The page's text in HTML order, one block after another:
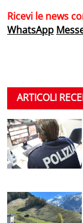
Ricevi le news
WhatsApp
ARTICOLI